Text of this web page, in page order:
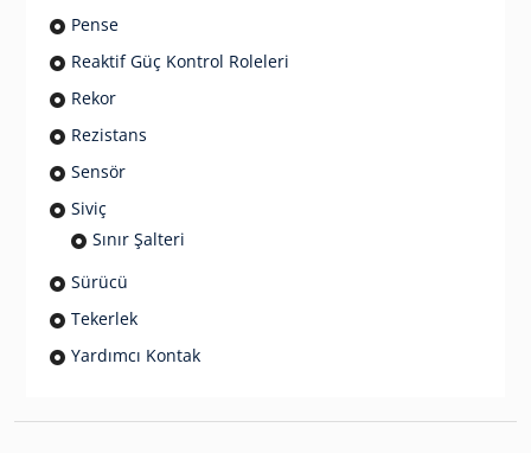
Pense
Reaktif Güç Kontrol Roleleri
Rekor
Rezistans
Sensör
Siviç
Sınır Şalteri
Sürücü
Tekerlek
Yardımcı Kontak